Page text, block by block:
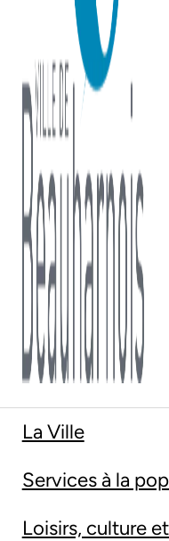
La Ville
Services à la
Loisirs, culture